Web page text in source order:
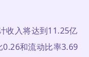
收入将达到11.25亿
0.26和流动比率3.69